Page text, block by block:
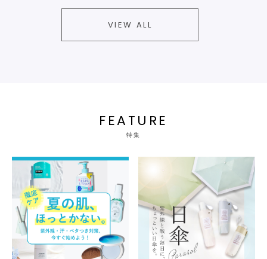
VIEW ALL
FEATURE
特集